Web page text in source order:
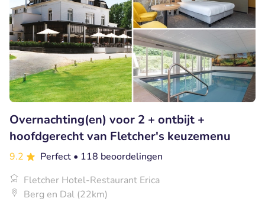
Overnachting(en) voor 2 + ontbijt +
hoofdgerecht van Fletcher's keuzemenu
9.2 Perfect • 118 beoordelingen
Fletcher Hotel-Restaurant Erica
Berg en Dal (22km)